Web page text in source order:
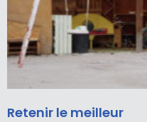
Retenir le meilleur